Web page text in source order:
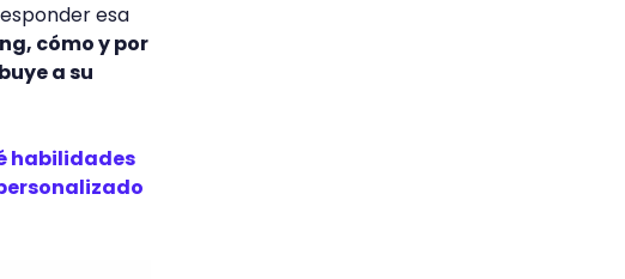
esa
cómo y por
a su
habilidades